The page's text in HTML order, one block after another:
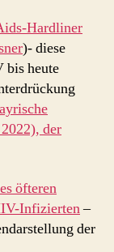
Hardliner
)- diese
bis heute
der
öfteren
Infizierten–
der